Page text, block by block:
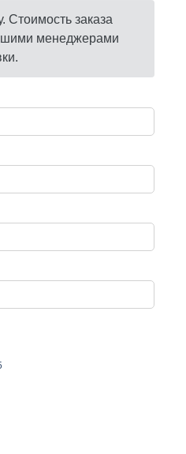
Стоимость заказа
менеджерами